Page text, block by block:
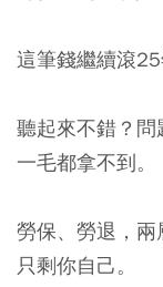
這筆錢繼續滾
聽起來不錯？
一毛都拿不到。
勞保、勞退，
只剩你自己。